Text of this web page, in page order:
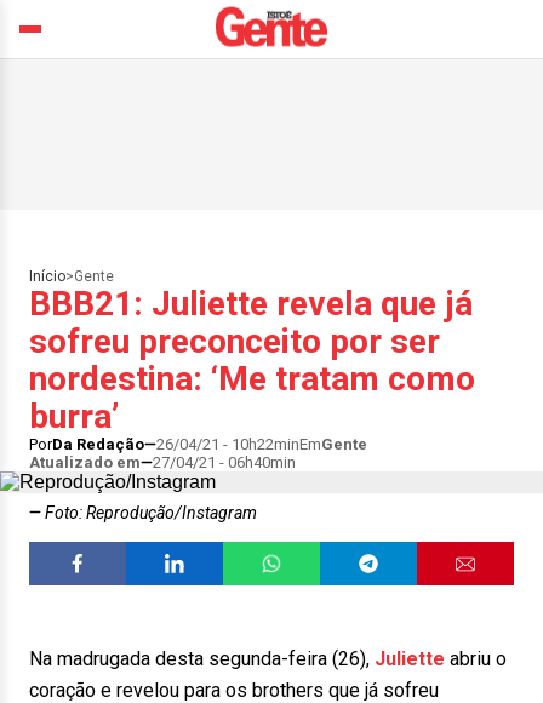
Início>Gente
BBB21: Juliette revela que já
sofreu preconceito por ser
nordestina: ‘Me tratam como
burra’
PorDa Redação 26/04/21 - 10h22minEmGente
Atualizado em
27/04/21 - 06h40min
Foto: Reprodução/Instagram
Na madrugada desta segunda-feira (26), Juliette abriu o
coração e revelou para os brothers que já sofreu